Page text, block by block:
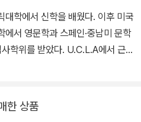
며 세계적인 명성을 얻기 시작한 그
을 발표하며 문학의 본질과 형이
티나 국립도서관 관장으로 취임한
보르헤스는 그 해 6월 14일 제네
대학에서 신학을 배웠다. 이후 미국
서 영문학과 스페인·중남미 문학
학위를 받았다. U.C.L.A에서 근대
로우쉽으로 멕시코 국립대 및 Co
. 귀국 후 서울대, 고대, 외대, 서
한 상품